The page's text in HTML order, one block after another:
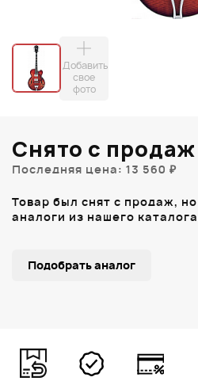
Добавить
свое
фото
Снято с продаж
Последняя цена: 13 560 ₽
Товар был снят с продаж,
аналоги из нашего каталога
Подобрать аналог